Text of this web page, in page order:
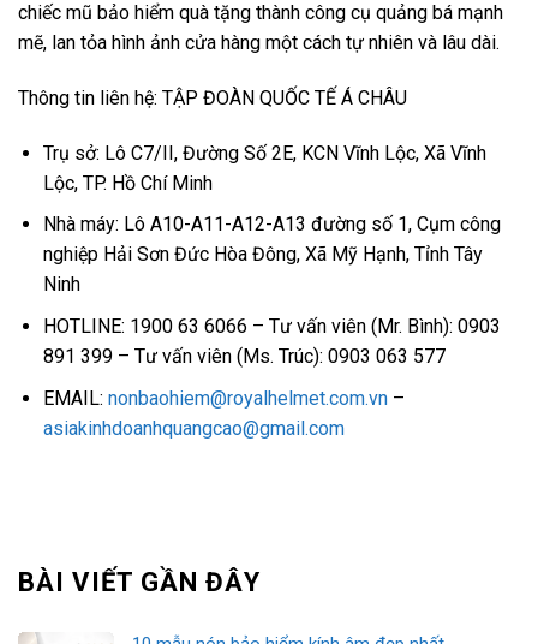
chiếc mũ bảo hiểm quà tặng thành công cụ quảng bá mạnh
mẽ, lan tỏa hình ảnh cửa hàng một cách tự nhiên và lâu dài.
Thông tin liên hệ: TẬP ĐOÀN QUỐC TẾ Á CHÂU
Trụ sở: Lô C7/II, Đường Số 2E, KCN Vĩnh Lộc, Xã Vĩnh
Lộc, TP. Hồ Chí Minh
Nhà máy: Lô A10-A11-A12-A13 đường số 1, Cụm công
nghiệp Hải Sơn Đức Hòa Đông, Xã Mỹ Hạnh, Tỉnh Tây
Ninh
HOTLINE: 1900 63 6066 – Tư vấn viên (Mr. Bình): 0903
891 399 – Tư vấn viên (Ms. Trúc): 0903 063 577
EMAIL: nonbaohiem@royalhelmet.com.vn–
asiakinhdoanhquangcao@gmail.com
BÀI VIẾT GẦN ĐÂY